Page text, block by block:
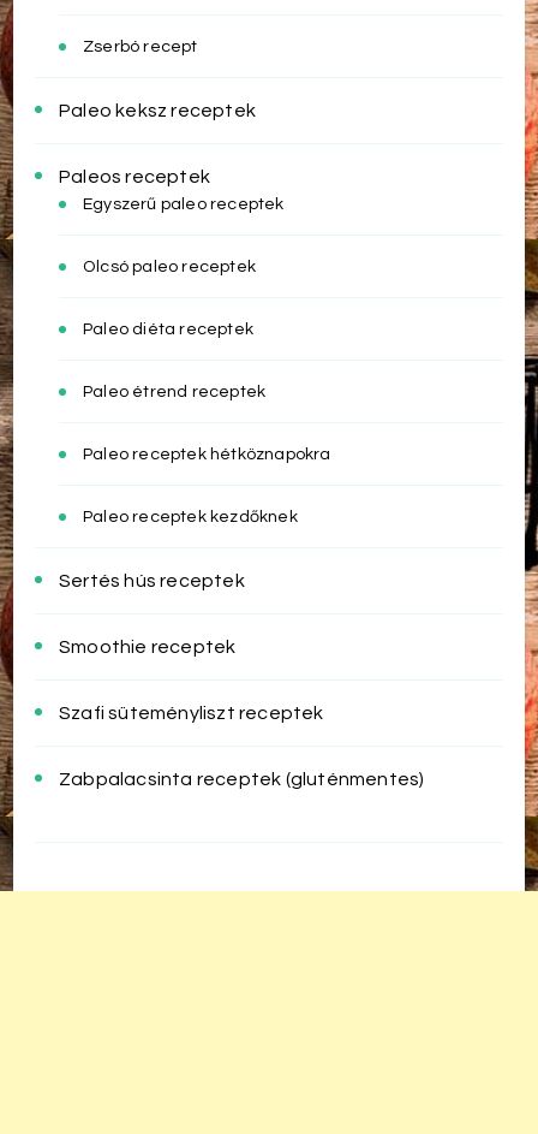
Zserbó recept
Paleo keksz receptek
Paleos receptek
Egyszerű paleo receptek
Olcsó paleo receptek
Paleo diéta receptek
Paleo étrend receptek
Paleo receptek hétköznapokra
Paleo receptek kezdőknek
Sertés hús receptek
Smoothie receptek
Szafi süteményliszt receptek
Zabpalacsinta receptek (gluténmentes)